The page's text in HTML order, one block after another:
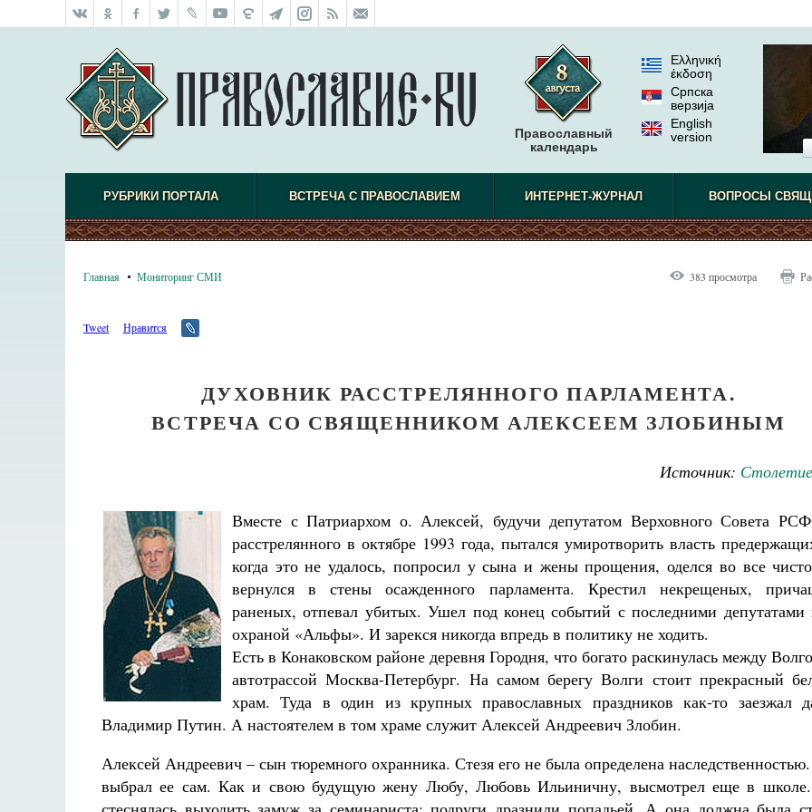
Православный
календарь
Ελληνική
έκδοση
Српска
верзиjа
English
version
РУБРИКИ ПОРТАЛА ВСТРЕЧА С ПРАВОСЛАВИЕМ ИНТЕРНЕТ-ЖУРНАЛ ВОПРОСЫ
Главная Мониторинг СМИ 383 просмотра
Tweet Нравится
ДУХОВНИК РАССТРЕЛЯННОГО ПАРЛАМЕНТА.
ВСТРЕЧА СО СВЯЩЕННИКОМ АЛЕКСЕЕМ ЗЛОБИНЫМ
Источник:
Вместе с Патриархом о. Алексей, будучи депутатом Верховного Совета
расстрелянного в октябре 1993 года, пытался умиротворить власть
когда это не удалось, попросил у сына и жены прощения, оделся во все
вернулся в стены осажденного парламента. Крестил некрещеных,
раненых, отпевал убитых. Ушел под конец событий с последними депутатами
охраной «Альфы». И зарекся никогда впредь в политику не ходить.
Есть в Конаковском районе деревня Городня, что богато раскинулась между
автотрассой Москва-Петербург. На самом берегу Волги стоит прекрасный
храм. Туда в один из крупных православных праздников как-то заезжал
Владимир Путин. А настоятелем в том храме служит Алексей Андреевич Злобин.
Алексей Андреевич – сын тюремного охранника. Стезя его не была определена
выбрал ее сам. Как и свою будущую жену Любу, Любовь Ильиничну, высмотрел еще в
Разлуки не будет
Великомученик Георгий Победоносец.
святого
Роман Котов